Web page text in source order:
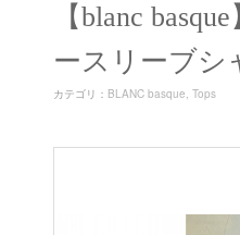
【blanc
ースリーブシ
カテゴリ ： BLANC basque Tops